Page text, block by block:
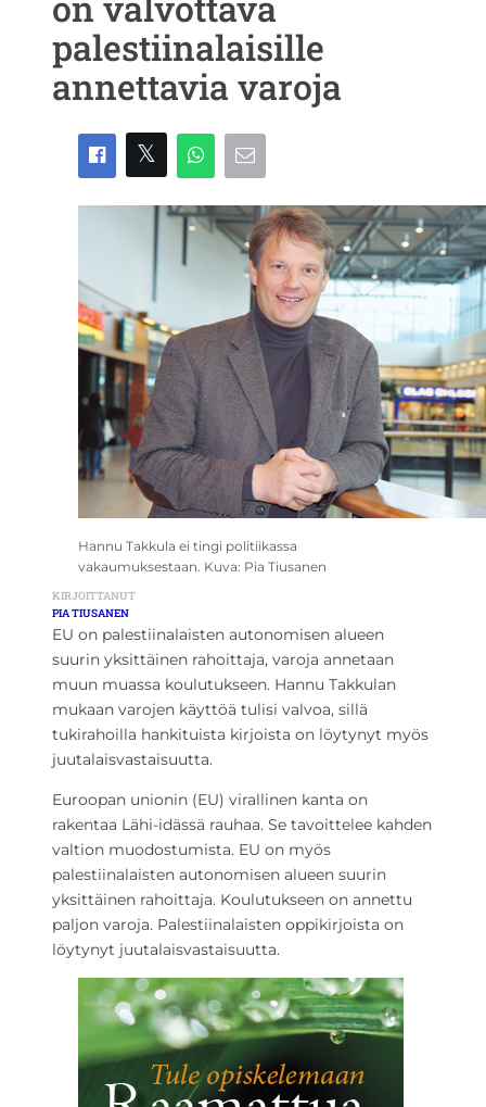
palestiinalaisille
annettavia varoja
Hannu Takkula ei tingi politiikassa
vakaumuksestaan. Kuva: Pia Tiusanen
KIRJOITTANUT
PIA TIUSANEN
EU on palestiinalaisten autonomisen alueen
suurin yksittäinen rahoittaja, varoja annetaan
muun muassa koulutukseen. Hannu Takkulan
mukaan varojen käyttöä tulisi valvoa, sillä
tukirahoilla hankituista kirjoista on löytynyt myös
juutalaisvastaisuutta.
Euroopan unionin (EU) virallinen kanta on
rakentaa Lähi-idässä rauhaa. Se tavoittelee kahden
valtion muodostumista. EU on myös
palestiinalaisten autonomisen alueen suurin
yksittäinen rahoittaja. Koulutukseen on annettu
paljon varoja. Palestiinalaisten oppikirjoista on
löytynyt juutalaisvastaisuutta.